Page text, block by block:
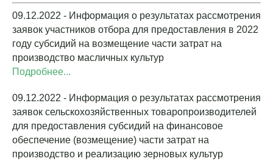
09.12.2022 - Информация о результатах рассмотрения
заявок участников отбора для предоставления в 2022
году субсидий на возмещение части затрат на
производство масличных культур
Подробнее...
09.12.2022 - Информация о результатах рассмотрения
заявок сельскохозяйственных товаропроизводителей
для предоставления субсидий на финансовое
обеспечение (возмещение) части затрат на
производство и реализацию зерновых культур